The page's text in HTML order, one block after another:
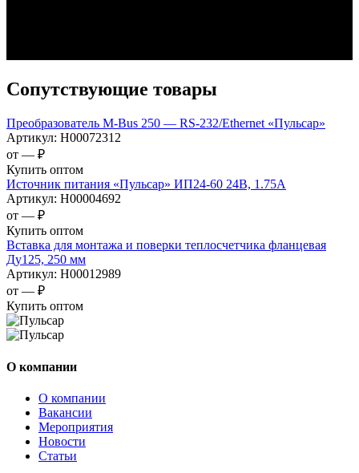
Сопутствующие товары
Преобразователь M-Bus 250 — RS-232/Ethernet «Пульсар»
Артикул: Н00072312
от — ₽
Купить оптом
Источник питания «Пульсар» ИП24-60 24В, 1.75А
Артикул: Н00004692
от — ₽
Купить оптом
Вставка для монтажа и поверки теплосчетчика фланцевая
Ду125, 250 мм
Артикул: Н00012989
от — ₽
Купить оптом
О компании
О компании
Вакансии
Мероприятия
Новости
Статьи